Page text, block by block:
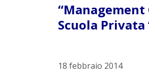
“Management
Scuola Privata
18 febbraio 2014